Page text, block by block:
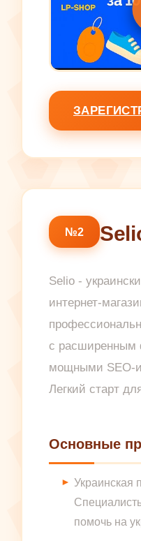
№2
Selio -
интернет-
с расширенным
мощными SEO-
Легкий старт
Основные
Украинская
помочь на